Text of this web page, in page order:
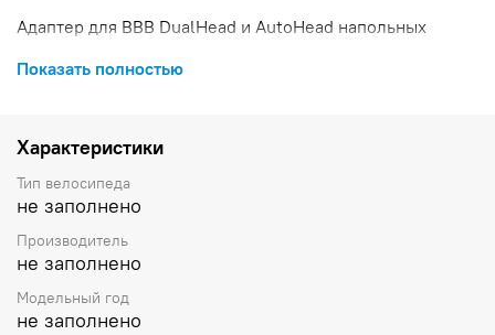
Адаптер для BBB DualHead и AutoHead напольных
кейсе BBB Valve adapter kit
Велоаксессуары, а производителем является компания
BBB. , , , ,
Показать полностью
Характеристики
Тип велосипеда
не заполнено
Производитель
не заполнено
Модельный год
не заполнено